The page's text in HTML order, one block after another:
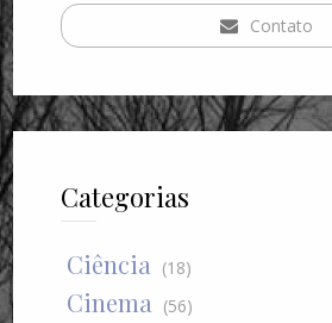
Contato
Categorias
Ciência (18)
Cinema (56)